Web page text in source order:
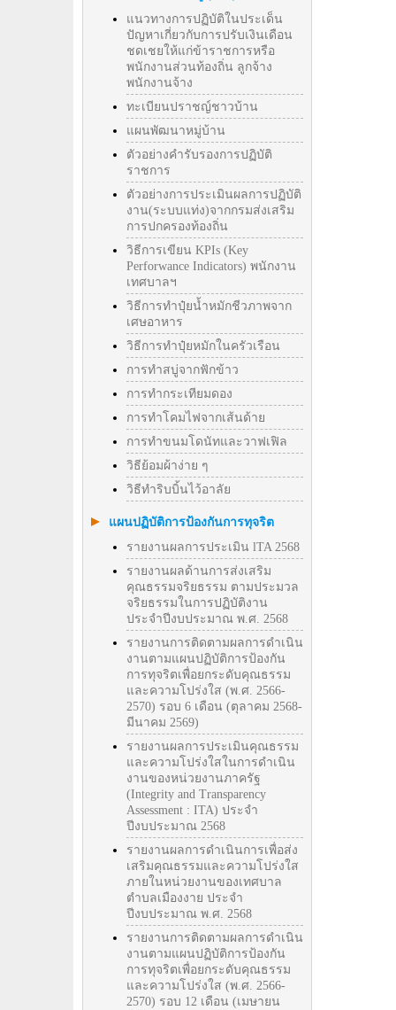
แนวทางการปฏิบัติในประเด็น
ปัญหาเกี่ยวกับการปรับเงินเดือน
ชดเชยให้แก่ข้าราชการหรือ
พนักงานส่วนท้องถิ่น ลูกจ้าง
พนักงานจ้าง
ทะเบียนปราชญ์ชาวบ้าน
แผนพัฒนาหมู่บ้าน
ตัวอย่างคำรับรองการปฏิบัติ
ราชการ
ตัวอย่างการประเมินผลการปฏิบัติ
งาน(ระบบแท่ง)จากกรมส่งเสริม
การปกครองท้องถิ่น
วิธีการเขียน KPIs (Key
Perforwance Indicators) พนักงาน
เทศบาลฯ
วิธีการทำปุ๋ยน้ำหมักชีวภาพจาก
เศษอาหาร
วิธีการทำปุ๋ยหมักในครัวเรือน
การทำสบู่จากฟักข้าว
การทำกระเทียมดอง
การทำโคมไฟจากเส้นด้าย
การทำขนมโดนัทและวาฟเฟิล
วิธีย้อมผ้าง่าย ๆ
วิธีทําริบบิ้นไว้อาลัย
แผนปฏิบัติการป้องกันการทุจริต
รายงานผลการประเมิน lTA 2568
รายงานผลด้านการส่งเสริม
คุณธรรมจริยธรรม ตามประมวล
จริยธรรมในการปฏิบัติงาน
ประจำปีงบประมาณ พ.ศ. 2568
รายงานการติดตามผลการดำเนิน
งานตามแผนปฏิบัติการป้องกัน
การทุจริตเพื่อยกระดับคุณธรรม
และความโปร่งใส (พ.ศ. 2566-
2570) รอบ 6 เดือน (ตุลาคม 2568-
มีนาคม 2569)
รายงานผลการประเมินคุณธรรม
และความโปร่งใสในการดำเนิน
งานของหน่วยงานภาครัฐ
(Integrity and Transparency
Assessment : ITA) ประจำ
ปีงบประมาณ 2568
รายงานผลการดำเนินการเพื่อส่ง
เสริมคุณธรรมและความโปร่งใส
ภายในหน่วยงานของเทศบาล
ตำบลเมืองงาย ประจำ
ปีงบประมาณ พ.ศ. 2568
รายงานการติดตามผลการดำเนิน
งานตามแผนปฏิบัติการป้องกัน
การทุจริตเพื่อยกระดับคุณธรรม
และความโปร่งใส (พ.ศ. 2566-
2570) รอบ 12 เดือน (เมษายน